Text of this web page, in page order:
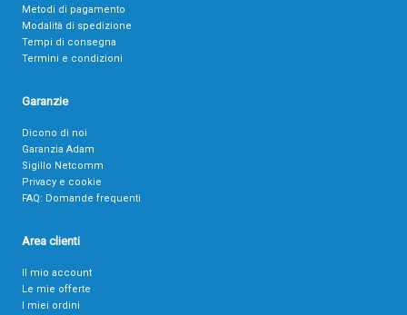
Metodi di pagamento
Modalità di spedizione
Tempi di consegna
Termini e condizioni
Garanzie
Dicono di noi
Garanzia Adam
Sigillo Netcomm
Privacy e cookie
FAQ: Domande frequenti
Area clienti
Il mio account
Le mie offerte
I miei ordini